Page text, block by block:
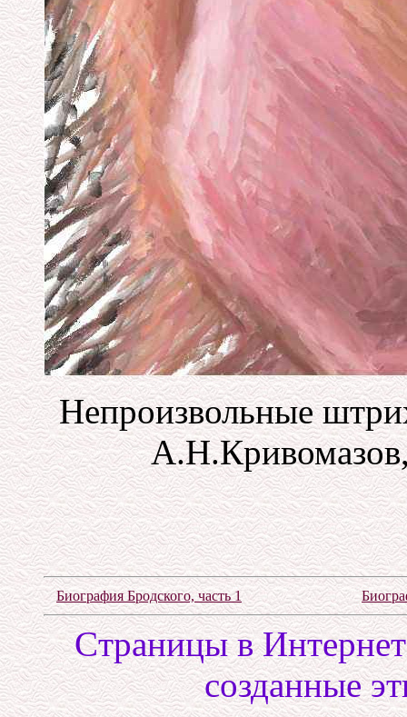
Непроизвольные
Биография Бродского, часть 1
Cтраницы в
созданные